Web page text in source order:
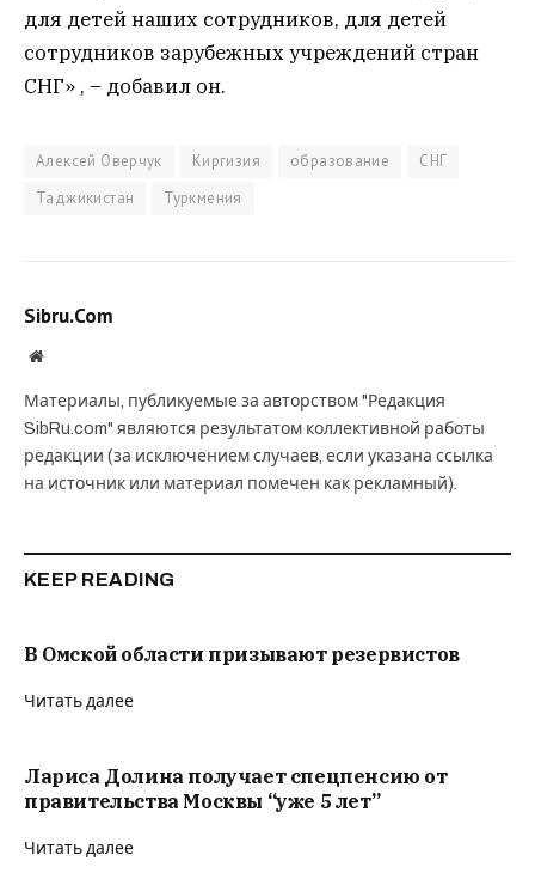
для детей наших сотрудников, для детей
сотрудников зарубежных учреждений стран
СНГ» , – добавил он.
Алексей Оверчук Киргизия образование
СНГ
Таджикистан
Туркмения
Sibru.Com
Website
Материалы, публикуемые за авторством "Редакция
SibRu.com" являются результатом коллективной работы
редакции (за исключением случаев, если указана ссылка
на источник или материал помечен как рекламный).
KEEP READING
В Омской области призывают резервистов
Читать далее
Лариса Долина получает спецпенсию от
правительства Москвы “уже 5 лет”
Читать далее